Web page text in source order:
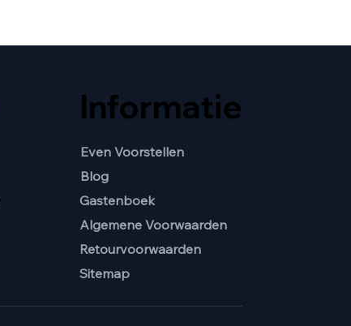
Informatie
Even Voorstellen
Blog
Gastenboek
Algemene Voorwaarden
Retourvoorwaarden
Sitemap